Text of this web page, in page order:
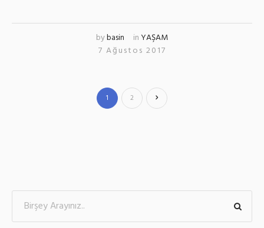
bybasin inYAŞAM
7 Ağustos 2017
1 2